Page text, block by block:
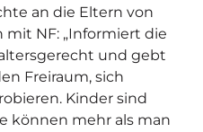
an die Eltern von
mit NF: „Informiert die
und gebt
Freiraum, sich
Kinder sind
können mehr als man